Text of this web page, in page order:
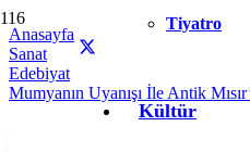
Tiyatro
Kültür
Anasayfa
Sanat
Edebiyat
Mumyanın Uyanışı İle Antik